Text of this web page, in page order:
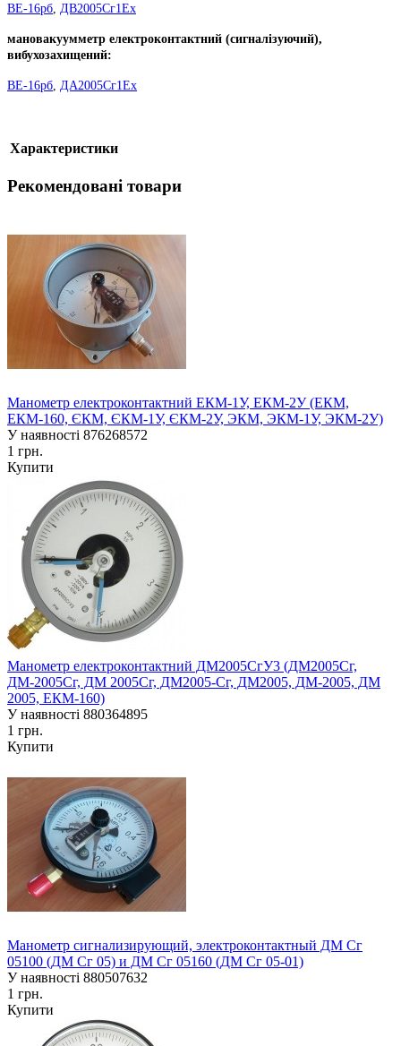
ВЕ-16рб ДВ2005Сг1Ех
мановакуумметр електроконтактний (сигналізуючий),
вибухозахищений:
ВЕ-16рб ДА2005Сг1Ех
Характеристики
Рекомендовані товари
Манометр електроконтактний ЕКМ-1У, ЕКМ-2У (ЕКМ,
ЕКМ-160, ЄКМ, ЄКМ-1У, ЄКМ-2У, ЭКМ, ЭКМ-1У, ЭКМ-2У)
У наявності 876268572
1 грн.
Купити
Манометр електроконтактний ДМ2005СгУ3 (ДМ2005Сг,
ДМ-2005Сг, ДМ 2005Сг, ДМ2005-Сг, ДМ2005, ДМ-2005, ДМ
2005, ЕКМ-160)
У наявності 880364895
1 грн.
Купити
Манометр сигнализирующий, электроконтактный ДМ Сг
05100 (ДМ Сг 05) и ДМ Сг 05160 (ДМ Сг 05-01)
У наявності 880507632
1 грн.
Купити